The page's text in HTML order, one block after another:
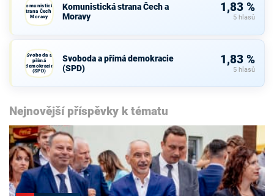
Komunistická
strana Čech a
Moravy
Komunistická strana Čech a
Moravy
1,83 %
5 hlasů
Svoboda a
přímá
demokracie
(SPD)
Svoboda a přímá demokracie
(SPD)
1,83 %
5 hlasů
Nejnovější příspěvky k tématu